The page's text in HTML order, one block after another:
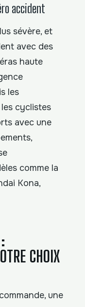
accident
sévère, et
avec des
haute
les
cyclistes
avec une
comme la
Kona,
CHOIX
une